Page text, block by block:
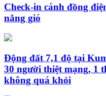
Check-in cánh đồng
nắng gió
Động đất 7,1 độ tại
30 người thiệt mạng, 1
không quá khỏi